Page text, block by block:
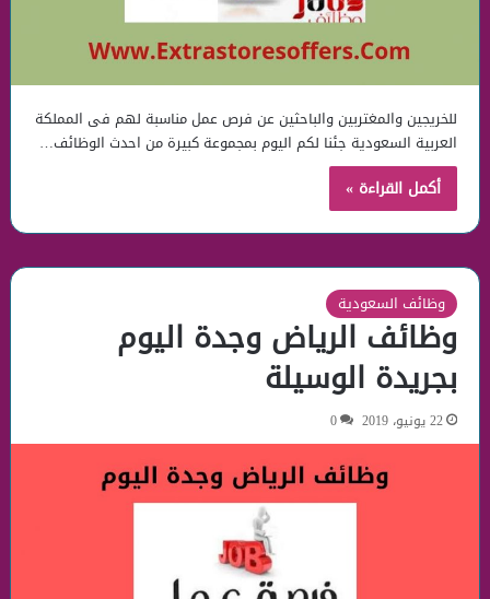
للخريجين والمغتربين والباحثين عن فرص عمل مناسبة لهم فى المملكة
العربية السعودية جئنا لكم اليوم بمجموعة كبيرة من احدث الوظائف…
أكمل القراءة »
وظائف السعودية
وظائف الرياض وجدة اليوم
بجريدة الوسيلة
22 يونيو، 2019 0